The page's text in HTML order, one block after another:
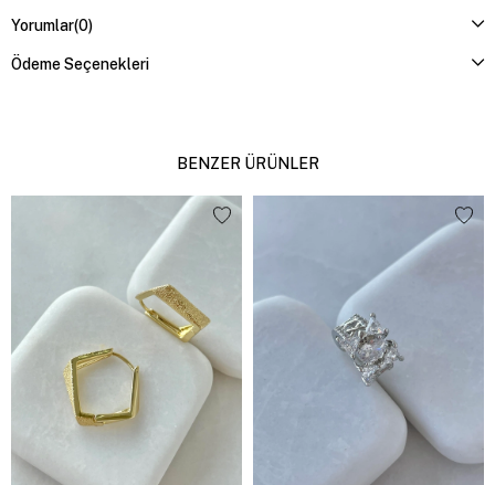
Yorumlar(0)
Ödeme Seçenekleri
BENZER ÜRÜNLER